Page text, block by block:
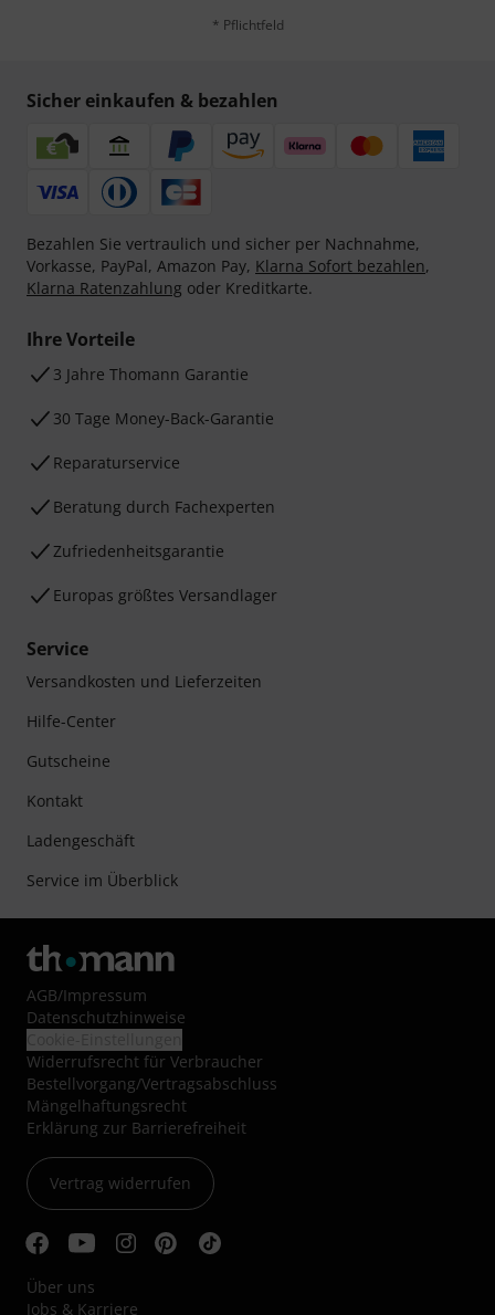
* Pflichtfeld
Sicher einkaufen & bezahlen
Bezahlen Sie vertraulich und sicher per Nachnahme,
Vorkasse, PayPal, Amazon Pay, Klarna Sofort bezahlen,
Klarna Ratenzahlung oder Kreditkarte.
Ihre Vorteile
3 Jahre Thomann Garantie
30 Tage Money-Back-Garantie
Reparaturservice
Beratung durch Fachexperten
Zufriedenheitsgarantie
Europas größtes Versandlager
Service
Versandkosten und Lieferzeiten
Hilfe-Center
Gutscheine
Kontakt
Ladengeschäft
Service im Überblick
AGB/Impressum
Datenschutzhinweise
Widerrufsrecht für Verbraucher
Bestellvorgang/Vertragsabschluss
Mängelhaftungsrecht
Erklärung zur Barrierefreiheit
Vertrag widerrufen
Über uns
Jobs & Karriere